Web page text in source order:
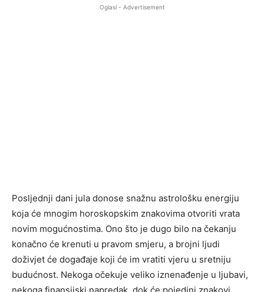
Oglasi - Advertisement
Posljednji dani jula donose snažnu astrološku energiju
koja će mnogim horoskopskim znakovima otvoriti vrata
novim mogućnostima. Ono što je dugo bilo na čekanju
konačno će krenuti u pravom smjeru, a brojni ljudi
doživjet će događaje koji će im vratiti vjeru u sretniju
budućnost. Nekoga očekuje veliko iznenađenje u ljubavi,